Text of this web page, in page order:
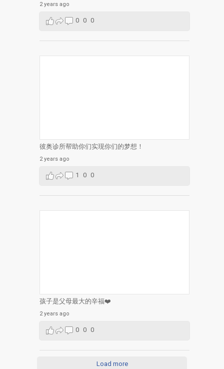
2 years ago
0 0 0
彼奥诊所帮助你们实现你们的梦想！
2 years ago
1 0 0
孩子是父母最大的辛福❤️
2 years ago
0 0 0
Load more